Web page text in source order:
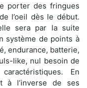
porter des fringues
l’oeil dès le début.
sera par la suite
système de points à
endurance, batterie,
like, nul besoin de
En
à l’inverse de ses